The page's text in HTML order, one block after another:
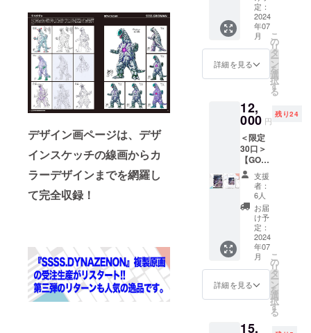
デザイン画ページは、デザ
インスケッチの線画からカ
ラーデザインまでを網羅し
て完全収録！
西川伸
“『GRI
DMAN
RSE』”
コース
※『GRI
DMAN
UNIVE
RSE』
を彩る
キャラ
クター
たちの
イラス
ト16枚
を使用
した
コース
ター ※
サイ
ズ：
90mm
丸 厚
み：
用
説図
鑑』 ※
アクリ
ルキー
ダーに
ついて
125×75
mm、
ナスカ
ン付属
※図鑑に
ついて
・予定
判型：
A4 ソフ
トカ
バー ・
予定総
頁/オー
ルカ
ラー80
・収録
作品/
.GRIDM
説図
鑑』 ※
ポス
ターに
・作品
展用に
イラス
トを使
用した
B2ポス
ター ・
判型：
B2・用
紙：
コート
菊版
135kg(
予定)
※図鑑に
ついて
・予定
A4 ソフ
トカ
紙：
コート
菊版
135kg(
予定)
●【西川
り】＜
BOOST
ER限定
版＞
『西川
伸司の
怪獣解
説図
鑑』 ●
予定判
型：A4
ソフト
カバー
(予定)
●予定総
ルカ
ラー80
収録作
DMAN
UNIVE
RSE』”
コース
ター
※『GRI
を彩る
キャラ
クター
たちの
イラス
ト16枚
を使用
した
コース
ター ※
サイ
ズ：
90mm
丸 厚
み：
1.0mm
用
ター専
品展用
に西川
伸司が
描き下
ろした
イラス
ト「ア
ンチ」
した限
定Tシャ
ツが登
場！
「アン
チ」の
線画を
ダイナ
ミック
に加筆
して限
定Tシャ
ツ化が
実現し
まし
た！
『作品
ト”アン
定：
2024
年07
月
詳細を見る
こ
の
リ
タ
ー
ン
を
選
択
す
る
12,
000 円
残り24
＜限定
30口＞
【GOO
DS ＋
図鑑➄
コー
ス】
西川伸
司が作
品展用
に描き
下ろし
たイラ
スト
「アカ
ネと怪
パート
支援
者：
6人
お届
け予
定：
2024
年07
月
詳細を見る
こ
の
リ
タ
ー
ン
を
選
択
す
る
15,